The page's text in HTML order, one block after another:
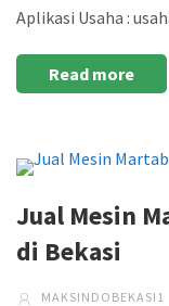
Aplikasi Usaha :
Read more
Jual Mesin
di Bekasi
MAKSINDOBEKASI1